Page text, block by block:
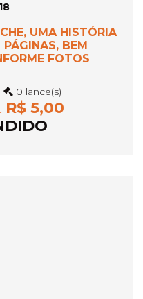
UMA HISTÓRIA
BEM
FOTOS
0 lance(s)
R$ 5,00